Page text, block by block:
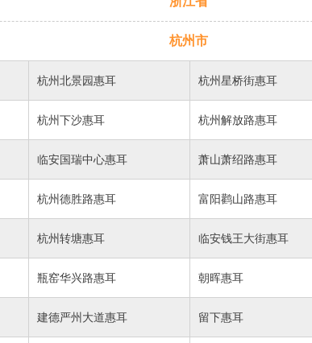
杭州市
杭州北景园惠耳 杭州星桥街惠耳
杭州下沙惠耳 杭州解放路惠耳
临安国瑞中心惠耳 萧山萧绍路惠耳
杭州德胜路惠耳 富阳鹳山路惠耳
杭州转塘惠耳 临安钱王大街惠耳
瓶窑华兴路惠耳 朝晖惠耳
建德严州大道惠耳 留下惠耳